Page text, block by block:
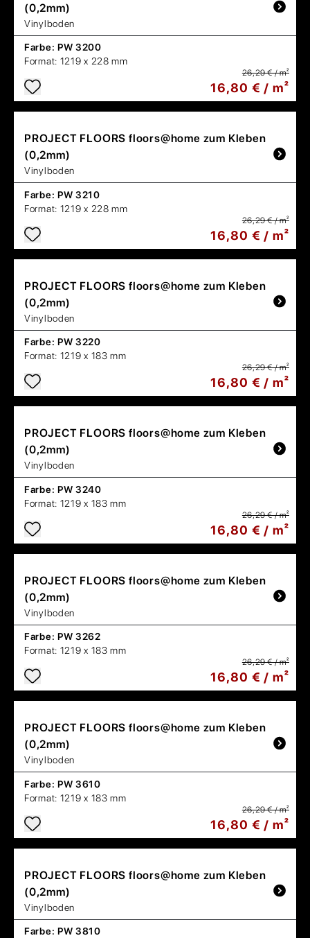
(0,2mm)
Vinylboden
Farbe: PW 3200
Format: 1219 x 228 mm
26,29 € / m²
16,80 € / m²
PROJECT FLOORS floors@home zum Kleben
(0,2mm)
Vinylboden
Farbe: PW 3210
Format: 1219 x 228 mm
26,29 € / m²
16,80 € / m²
PROJECT FLOORS floors@home zum Kleben
(0,2mm)
Vinylboden
Farbe: PW 3220
Format: 1219 x 183 mm
26,29 € / m²
16,80 € / m²
PROJECT FLOORS floors@home zum Kleben
(0,2mm)
Vinylboden
Farbe: PW 3240
Format: 1219 x 183 mm
26,29 € / m²
16,80 € / m²
PROJECT FLOORS floors@home zum Kleben
(0,2mm)
Vinylboden
Farbe: PW 3262
Format: 1219 x 183 mm
26,29 € / m²
16,80 € / m²
PROJECT FLOORS floors@home zum Kleben
(0,2mm)
Vinylboden
Farbe: PW 3610
Format: 1219 x 183 mm
26,29 € / m²
16,80 € / m²
PROJECT FLOORS floors@home zum Kleben
(0,2mm)
Vinylboden
Farbe: PW 3810